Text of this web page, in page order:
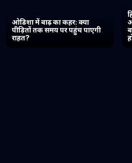
ओडिशा में बाढ़ का कहर: क्या
पीड़ितों तक समय पर पहुंच पाएगी
राहत?